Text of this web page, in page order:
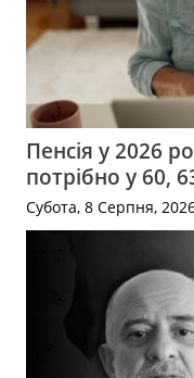
Пенсія у 2026
потрібно у 60,
Субота, 8 Серпня,